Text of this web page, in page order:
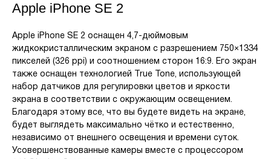
Apple iPhone SE 2
Apple iPhone SE 2 оснащен 4,7-дюймовым
жидкокристаллическим экраном с разрешением 750×1334
пикселей (326 ppi) и соотношением сторон 16:9. Его экран
также оснащен технологией True Tone, использующей
набор датчиков для регулировки цветов и яркости
экрана в соответствии с окружающим освещением.
Благодаря этому все, что вы будете видеть на экране,
будет выглядеть максимально чётко и естественно,
независимо от внешнего освещения и времени суток.
Усовершенствованные камеры вместе с процессором